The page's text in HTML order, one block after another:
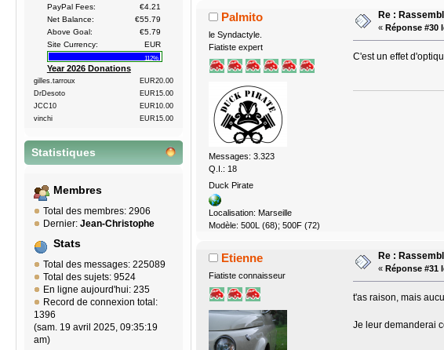
PayPal Fees:
€4.21
Net Balance:
€55.79
Above Goal:
€5.79
Site Currency:
EUR
112%
Year 2026 Donations
gilles.tarroux
EUR20.00
DrDesoto
EUR15.00
JCC10
EUR10.00
vinchi
EUR15.00
Statistiques
Membres
Total des membres: 2906
Dernier: Jean-Christophe
Stats
Total des messages: 225089
Total des sujets: 9524
En ligne aujourd'hui: 235
Record de connexion total:
1396
(sam. 19 avril 2025, 09:35:19
am)
Palmito
le Syndactyle.
Fiatiste expert
Messages: 3.323
Q.I.: 18
Duck Pirate
Localisation: Marseille
Modèle: 500L (68); 500F (72)
Re :
« Réponse #30
C'est un effet
Etienne
Fiatiste connaisseur
Re :
« Réponse #31
t'as raison, mais
Je leur demanderai